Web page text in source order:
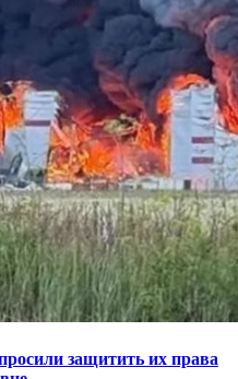
защитить их права